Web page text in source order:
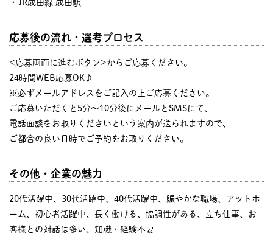
・JR成田線 成田駅
応募後の流れ・選考プロセス
<応募画面に進むボタン>からご応募ください。
24時間WEB応募OK♪
※必ずメールアドレスをご記入の上ご応募ください。
ご応募いただくと5分～10分後にメールとSMSにて、
電話面談をお取りくださいという案内が送られますので、
ご都合の良い日時でご予約をお取りください。
その他・企業の魅力
20代活躍中、30代活躍中、40代活躍中、賑やかな職場、アットホ
ーム、初心者活躍中、長く働ける、協調性がある、立ち仕事、お
客様との対話は多い、知識・経験不要